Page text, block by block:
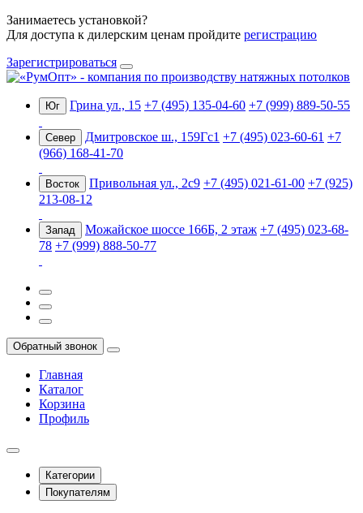
Занимаетесь установкой?
Для доступа к дилерским ценам пройдите регистрацию
Зарегистрироваться
Юг Грина ул., 15 +7 (495) 135-04-60 +7 (999) 889-50-55
Север Дмитровское ш., 159Гс1 +7 (495) 023-60-61 +7
(966) 168-41-70
Восток Привольная ул., 2с9 +7 (495) 021-61-00 +7 (925)
213-08-12
Запад Можайское шоссе 166Б, 2 этаж +7 (495) 023-68-
78 +7 (999) 888-50-77
Обратный звонок
Главная
Каталог
Корзина
Профиль
Категории
Покупателям